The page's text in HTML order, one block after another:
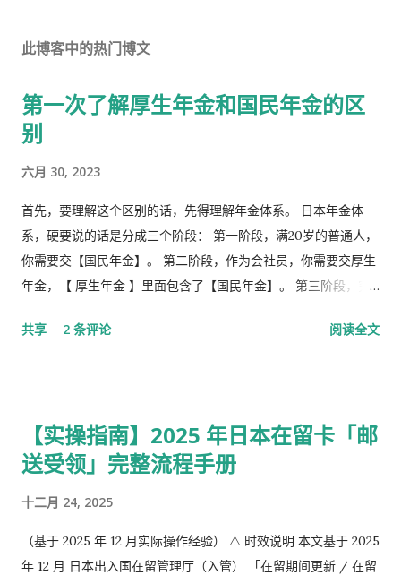
此博客中的热门博文
第一次了解厚生年金和国民年金的区
别
六月 30, 2023
首先，要理解这个区别的话，先得理解年金体系。 日本年金体
系，硬要说的话是分成三个阶段： 第一阶段，满20岁的普通人，
你需要交【国民年金】。 第二阶段，作为会社员，你需要交厚生
年金，【 厚生年金 】里面包含了【国民年金】。 第三阶段，究
槽的。 第1号被保险者：20岁以上60岁未满农业者，自营业者，
共享 2 条评论 阅读全文
【实操指南】2025 年日本在留卡「邮
送受领」完整流程手册
十二月 24, 2025
（基于 2025 年 12 月实际操作经验） ⚠️ 时效说明 本文基于 2025
年 12 月 日本出入国在留管理厅（入管） 「在留期间更新 / 在留